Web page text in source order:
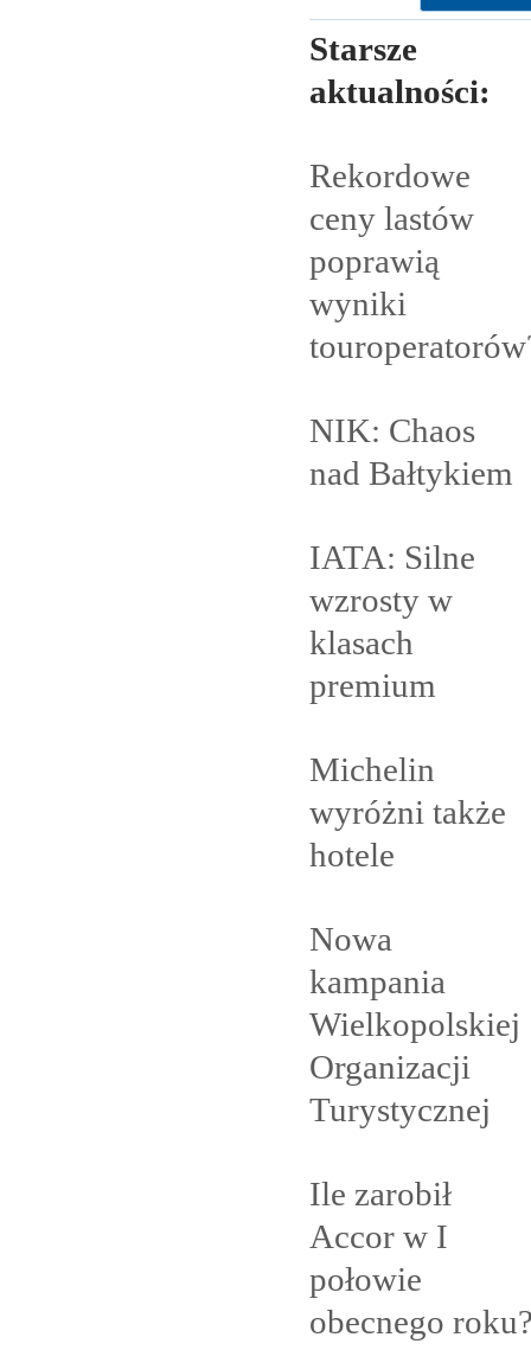
Starsze
aktualności:
Rekordowe
ceny lastów
poprawią
wyniki
NIK: Chaos
nad Bałtykiem
IATA: Silne
wzrosty w
klasach
premium
Michelin
wyróżni także
hotele
Nowa
kampania
Wielkopolskiej
Organizacji
Turystycznej
Ile zarobił
Accor w I
połowie
obecnego